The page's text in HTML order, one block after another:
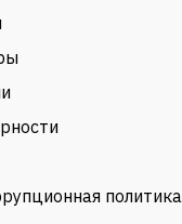
политика